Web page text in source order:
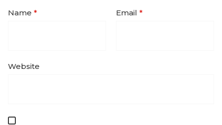
Name * Email *
Website